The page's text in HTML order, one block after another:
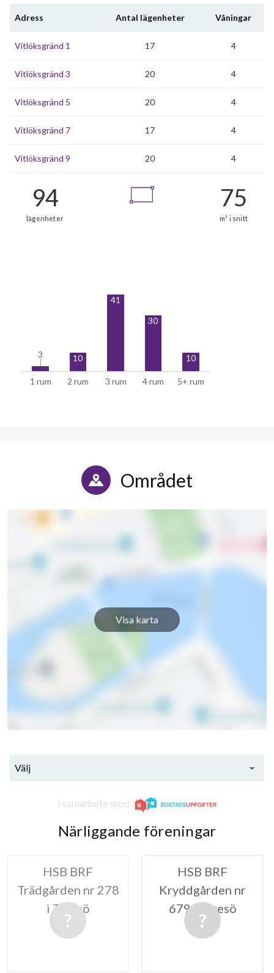
Adress Antal lägenheter Våningar
Vitlöksgränd 1 17 4
Vitlöksgränd 3 20 4
Vitlöksgränd 5 20 4
Vitlöksgränd 7 17 4
Vitlöksgränd 9 20 4
1 rum 2 rum 3 rum 4 rum 5+ rum
3
3 10
41
30
10
Området
Visa karta
Välj
I samarbete med
Närliggande föreningar
nr 278
Kryddgården nr
679 i Tyresö
HSB